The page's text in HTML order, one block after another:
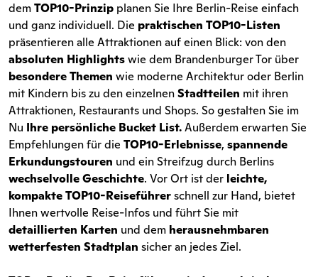
demTOP10-Prinzip planen Sie Ihre Berlin-Reise einfach
und ganz individuell. Die praktischen TOP10-Listen
präsentieren alle Attraktionen auf einen Blick: von den
absoluten Highlightswie dem Brandenburger Tor über
besondere Themen wie moderne Architektur oder Berlin
mit Kindern bis zu den einzelnenStadtteilen mit ihren
Attraktionen, Restaurants und Shops. So gestalten Sie im
Nu Ihre persönliche Bucket List.Außerdem erwarten Sie
Empfehlungen für die TOP10-Erlebnisse, spannende
Erkundungstouren und ein Streifzug durch Berlins
wechselvolle Geschichte. Vor Ort ist der leichte,
kompakte TOP10-Reiseführerschnell zur Hand, bietet
Ihnen wertvolle Reise-Infos und führt Sie mit
detaillierten Karten und dem herausnehmbaren
wetterfesten Stadtplan sicher an jedes Ziel.